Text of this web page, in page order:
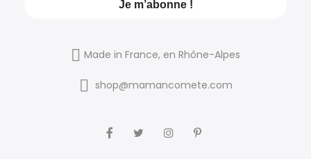
Made in France, en Rhône-Alpes
shop@mamancomete.com